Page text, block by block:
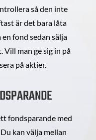
så den inte
är det bara låta
fond sedan sälja
Vill man ge sig in på
på aktier.
fondsparande med
kan välja mellan